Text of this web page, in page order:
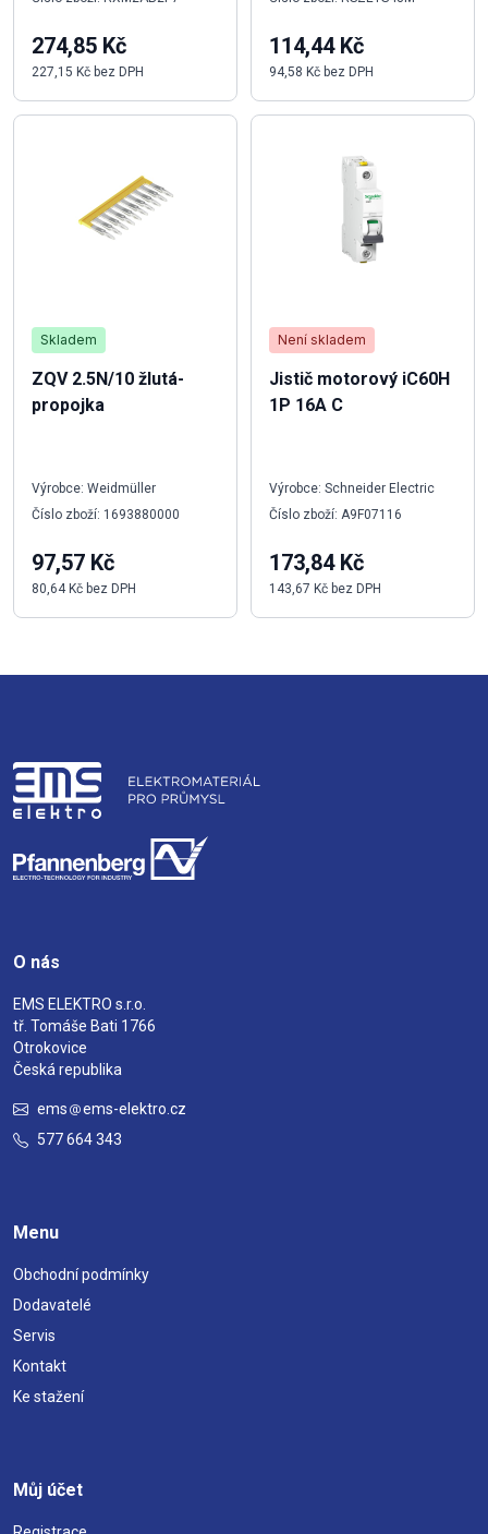
274,85 Kč
227,15 Kč bez DPH
Skladem
ZQV 2.5N/10 žlutá-
propojka
Výrobce: Weidmüller
Číslo zboží: 1693880000
97,57 Kč
80,64 Kč bez DPH
114,44 Kč
94,58 Kč bez DPH
Není skladem
Jistič motorový iC60H
1P 16A C
Výrobce: Schneider Electric
Číslo zboží: A9F07116
173,84 Kč
143,67 Kč bez DPH
O nás
EMS ELEKTRO s.r.o.
tř. Tomáše Bati 1766
Otrokovice
Česká republika
ems
ems-elektro.cz
577 664 343
Menu
Obchodní podmínky
Dodavatelé
Servis
Kontakt
Ke stažení
Můj účet